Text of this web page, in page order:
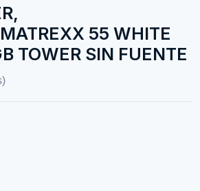
55 WHITE
TOWER SIN FUENTE